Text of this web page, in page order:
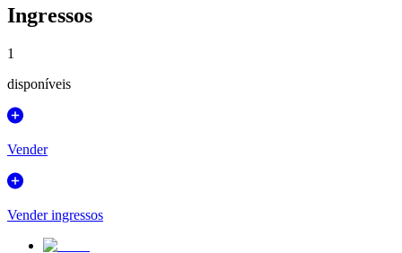
Ingressos
1
disponíveis
Vender
Vender ingressos